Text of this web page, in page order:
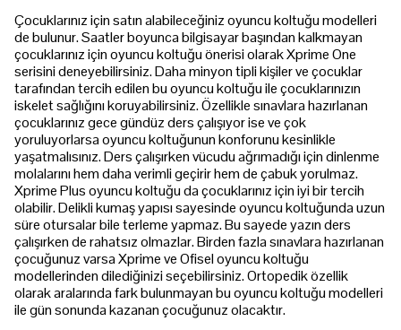
Çocuklarınız için satın alabileceğiniz oyuncu koltuğu modelleri
de bulunur. Saatler boyunca bilgisayar başından kalkmayan
çocuklarınız için oyuncu koltuğu önerisi olarak Xprime One
serisini deneyebilirsiniz. Daha minyon tipli kişiler ve çocuklar
tarafından tercih edilen bu oyuncu koltuğu ile çocuklarınızın
iskelet sağlığını koruyabilirsiniz. Özellikle sınavlara hazırlanan
çocuklarınız gece gündüz ders çalışıyor ise ve çok
yoruluyorlarsa oyuncu koltuğunun konforunu kesinlikle
yaşatmalısınız. Ders çalışırken vücudu ağrımadığı için dinlenme
molalarını hem daha verimli geçirir hem de çabuk yorulmaz.
Xprime Plus oyuncu koltuğu da çocuklarınız için iyi bir tercih
olabilir. Delikli kumaş yapısı sayesinde oyuncu koltuğunda uzun
süre otursalar bile terleme yapmaz. Bu sayede yazın ders
çalışırken de rahatsız olmazlar. Birden fazla sınavlara hazırlanan
çocuğunuz varsa Xprime ve Ofisel oyuncu koltuğu
modellerinden dilediğinizi seçebilirsiniz. Ortopedik özellik
olarak aralarında fark bulunmayan bu oyuncu koltuğu modelleri
ile gün sonunda kazanan çocuğunuz olacaktır.